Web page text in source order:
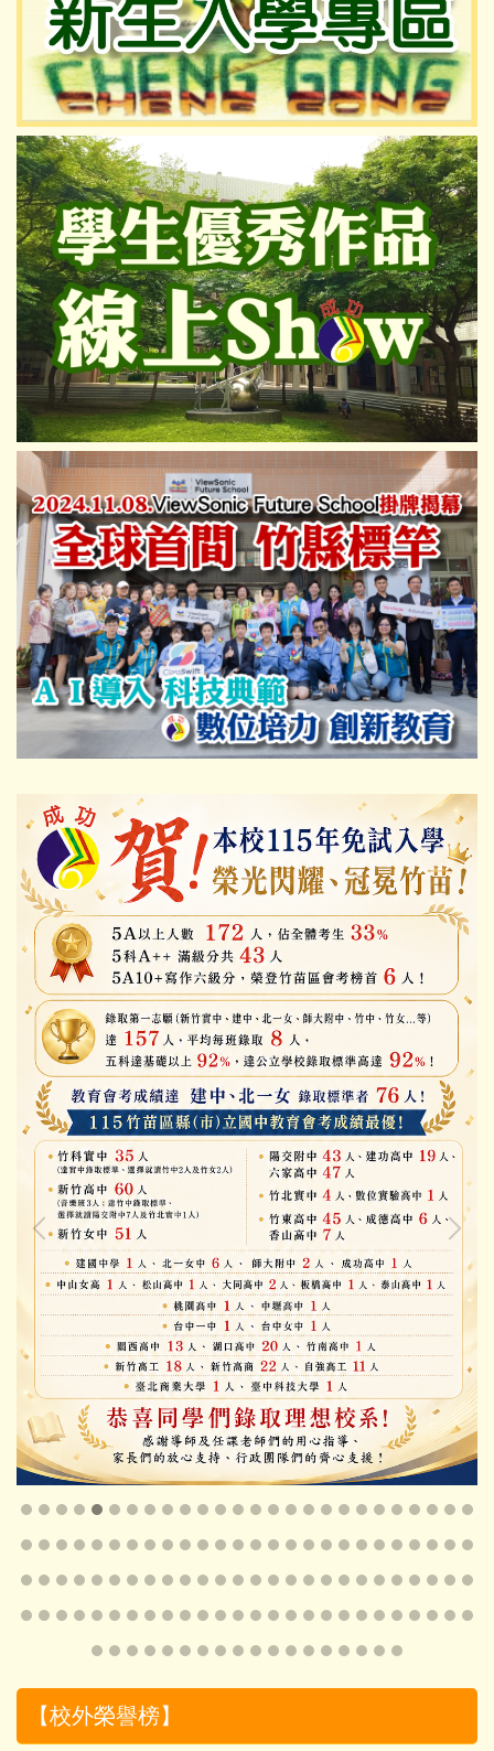
【校外榮譽榜】